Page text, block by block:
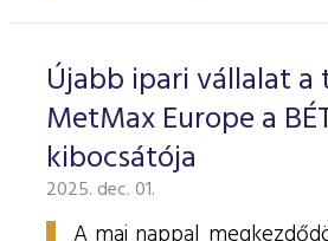
Újabb ipari vállalat a
MetMax Europe a
kibocsátója
2025. dec. 01.